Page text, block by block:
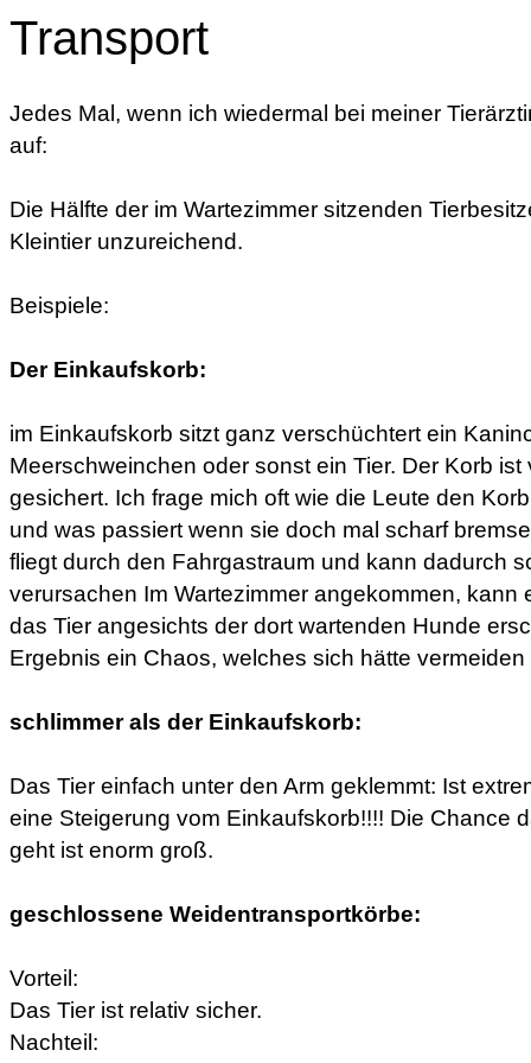
Transport
Jedes Mal, wenn ich wiedermal bei meiner
auf:
Die Hälfte der im Wartezimmer sitzenden
Kleintier unzureichend.
Beispiele:
Der Einkaufskorb:
im Einkaufskorb sitzt ganz verschüchtert ein
Meerschweinchen oder sonst ein Tier. Der Korb
gesichert. Ich frage mich oft wie die Leute den
und was passiert wenn sie doch mal scharf
fliegt durch den Fahrgastraum und kann dadurch
verursachen Im Wartezimmer angekommen, kann
das Tier angesichts der dort wartenden Hunde
Ergebnis ein Chaos, welches sich hätte
schlimmer als der Einkaufskorb:
Das Tier einfach unter den Arm geklemmt: Ist
eine Steigerung vom Einkaufskorb!!!! Die Chance
geht ist enorm groß.
geschlossene Weidentransportkörbe:
Vorteil:
Das Tier ist relativ sicher.
Nachteil: